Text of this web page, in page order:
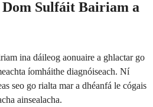
Sulfáit Bairiam a
ina dáileog aonuaire a ghlactar go
íomháithe diagnóiseach. Ní
seo go rialta mar a dhéanfá le cógais
ainsealacha.